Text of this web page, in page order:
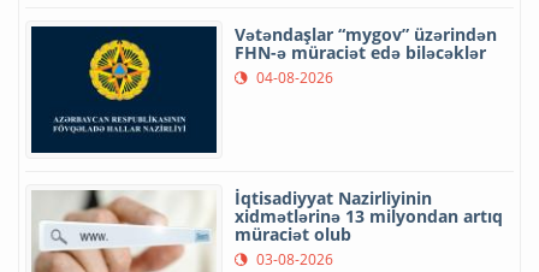
Vətəndaşlar “mygov” üzərindən
FHN-ə müraciət edə biləcəklər
04-08-2026
İqtisadiyyat Nazirliyinin
xidmətlərinə 13 milyondan artıq
müraciət olub
03-08-2026